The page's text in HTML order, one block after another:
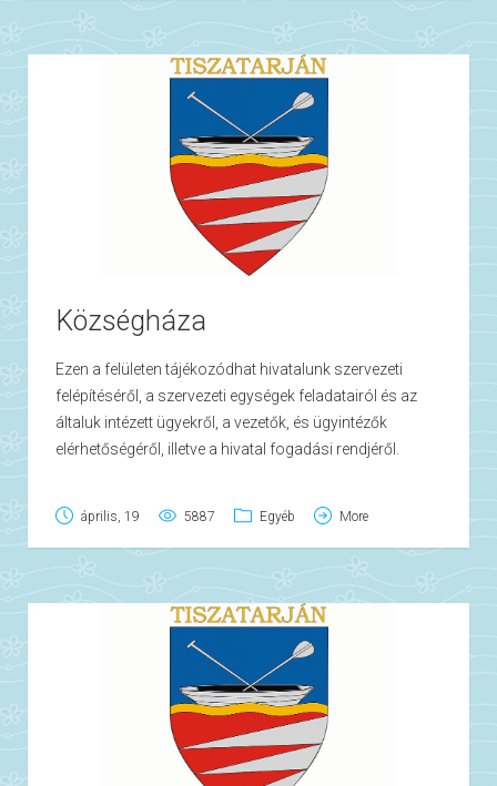
Községháza
Ezen a felületen tájékozódhat hivatalunk szervezeti
felépítéséről, a szervezeti egységek feladatairól és az
általuk intézett ügyekről, a vezetők, és ügyintézők
elérhetőségéről, illetve a hivatal fogadási rendjéről.
Székhely: Eötvös Krt. 1. 3589 Tiszatarján
Postai cím: Eötvös Krt. 1. 3589 Tiszatarján
E-mail:
www.tiszatarjan.hu
Általános ügyintézési idő:
Törvényességi ellenőrzést gyakorló szerv:
április, 19 5887 Egyéb More